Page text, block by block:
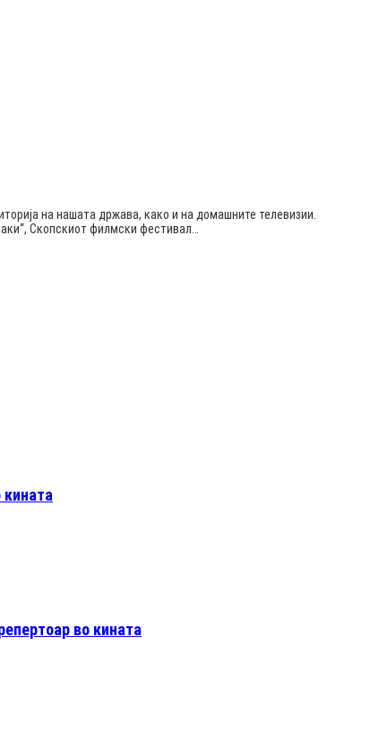
на нашата држава, како и на домашните телевизии.
Скопскиот филмски фестивал…
во кината